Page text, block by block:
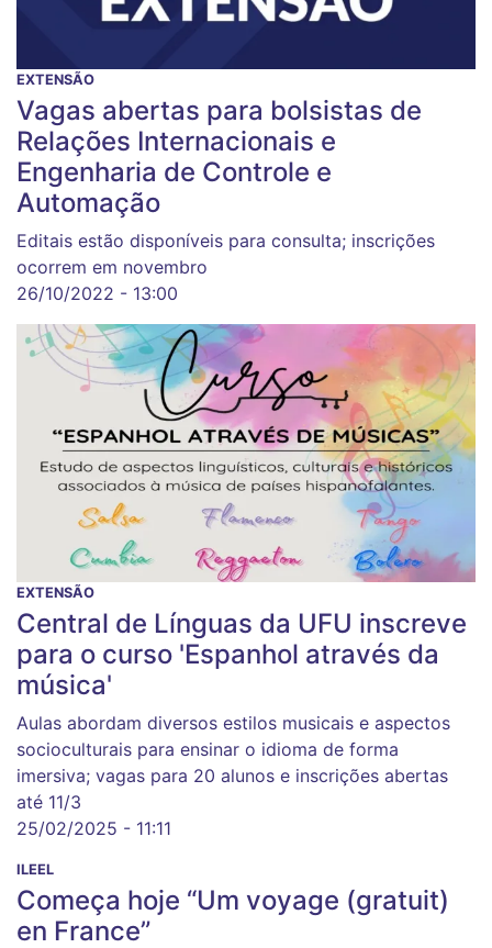
EXTENSÃO
Vagas abertas para bolsistas de
Relações Internacionais e
Engenharia de Controle e
Automação
Editais estão disponíveis para consulta; inscrições
ocorrem em novembro
26/10/2022 - 13:00
EXTENSÃO
Central de Línguas da UFU inscreve
para o curso 'Espanhol através da
música'
Aulas abordam diversos estilos musicais e aspectos
socioculturais para ensinar o idioma de forma
imersiva; vagas para 20 alunos e inscrições abertas
até 11/3
25/02/2025 - 11:11
ILEEL
Começa hoje “Um voyage (gratuit)
en France”